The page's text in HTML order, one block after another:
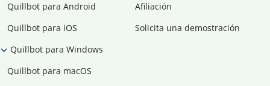
Quillbot para Android
Quillbot para iOS
Quillbot para Windows
Quillbot para macOS
Afiliación
Solicita una demostración